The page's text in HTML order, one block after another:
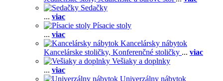
Sedačky
... viac
Písacie stoly
... viac
Kancelársky nábytok
Kancelárske stoličky, Konferenčné stoličky ... viac
Vešiaky a doplnky
... viac
Univerzálny nábytok